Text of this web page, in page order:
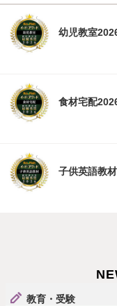
幼児教室
食材宅配
子供英語教
教育・受験